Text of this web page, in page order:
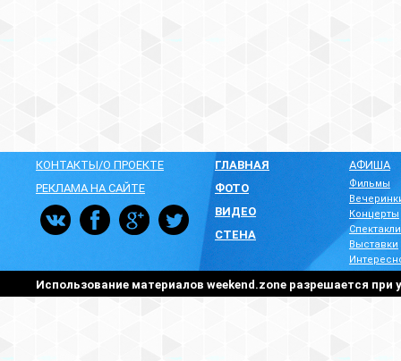
КОНТАКТЫ/О ПРОЕКТЕ
РЕКЛАМА НА САЙТЕ
ГЛАВНАЯ
ФОТО
ВИДЕО
СТЕНА
АФИША
Фильмы
Концерты
Спектакли
Выставки
Использование материалов weekend.zone разрешается